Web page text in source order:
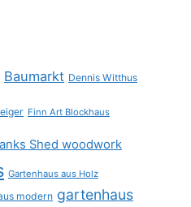
Baumarkt Dennis Witthus
Finn Art Blockhaus
Shed woodwork
Gartenhaus aus Holz
modern gartenhaus